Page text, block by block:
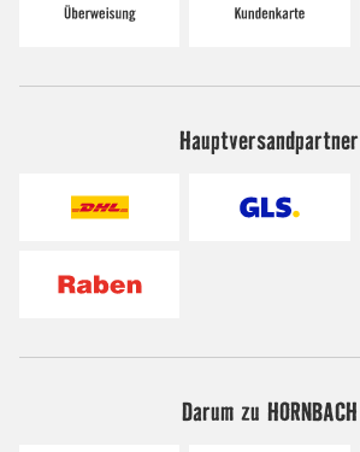
Hauptversandpartner
Darum zu HORNBACH